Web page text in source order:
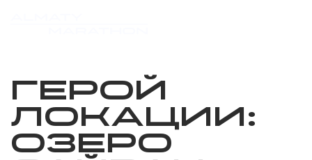
Герой
локации:
Озеро